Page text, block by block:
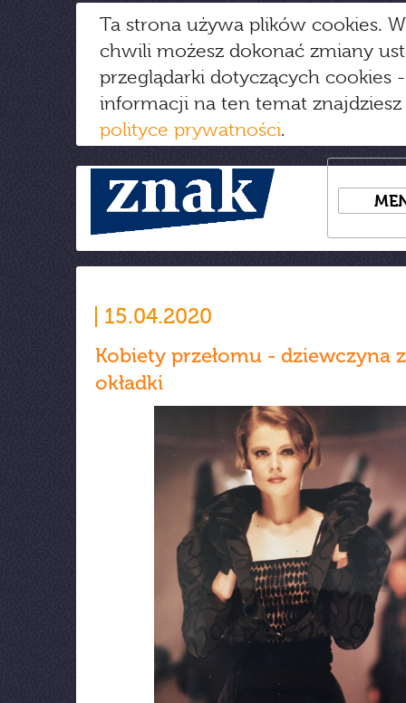
Ta strona używa plików cookies.
chwili możesz dokonać zmiany
przeglądarki dotyczących cookies
informacji na ten temat
polityce prywatności.
15.04.2020
Kobiety przełomu - dziewczyna z
okładki